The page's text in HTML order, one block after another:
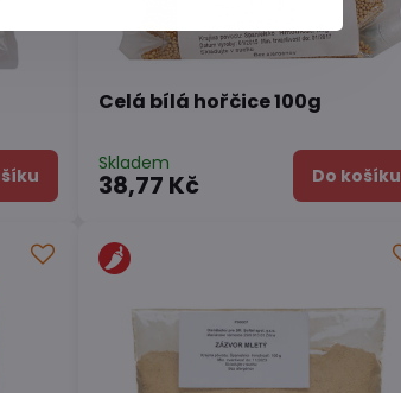
Celá bílá hořčice 100g
Skladem
38,77 Kč Do košíku